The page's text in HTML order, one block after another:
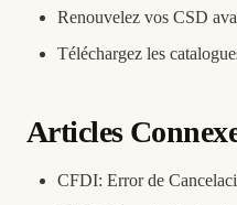
Renouvelez vos CSD
Téléchargez les
Articles
CFDI: Error de